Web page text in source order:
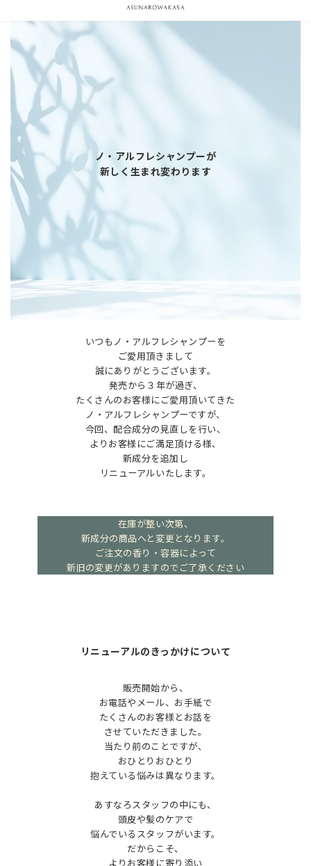
ノ・アルフレシャンプーが
新しく生まれ変わります
いつもノ・アルフレシャンプーを
ご愛用頂きまして
誠にありがとうございます。
発売から３年が過ぎ、
たくさんのお客様にご愛用頂いてきた
ノ・アルフレシャンプーですが、
今回、配合成分の見直しを行い、
よりお客様にご満足頂ける様、
新成分を追加し
リニューアルいたします。
在庫が整い次第、
新成分の商品へと変更となります。
ご注文の香り・容器によって
新旧の変更がありますのでご了承ください
リニューアルのきっかけについて
販売開始から、
お電話やメール、お手紙で
たくさんのお客様とお話を
させていただきました。
当たり前のことですが、
おひとりおひとり
抱えている悩みは異なります。
あすなろスタッフの中にも、
頭皮や髪のケアで
悩んでいるスタッフがいます。
だからこそ、
よりお客様に寄り添い